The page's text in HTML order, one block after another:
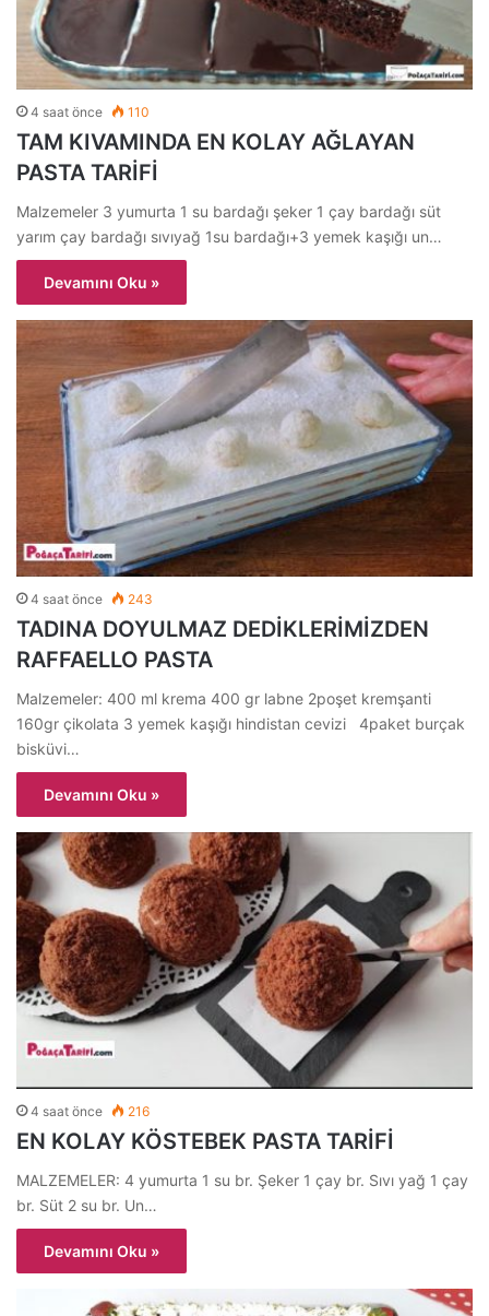
4 saat önce 110
TAM KIVAMINDA EN KOLAY AĞLAYAN
PASTA TARİFİ
Malzemeler 3 yumurta 1 su bardağı şeker 1 çay bardağı süt
yarım çay bardağı sıvıyağ 1su bardağı+3 yemek kaşığı un…
Devamını Oku »
4 saat önce 243
TADINA DOYULMAZ DEDİKLERİMİZDEN
RAFFAELLO PASTA
Malzemeler: 400 ml krema 400 gr labne 2poşet kremşanti
160gr çikolata 3 yemek kaşığı hindistan cevizi 4paket burçak
bisküvi…
Devamını Oku »
4 saat önce 216
EN KOLAY KÖSTEBEK PASTA TARİFİ
MALZEMELER: 4 yumurta 1 su br. Şeker 1 çay br. Sıvı yağ 1 çay
br. Süt 2 su br. Un…
Devamını Oku »